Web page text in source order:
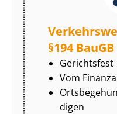
§194 BauGB
Gerichtsfest
Vom
di­gen